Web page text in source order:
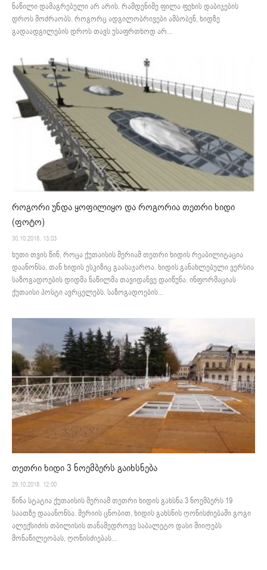
ნაწილი დამაგრებული არ არის. რამდენიმე ფილა ფეხის დაბიჯების
დროს მოძრაობს. როგორც ადგილობრივები ამბობენ, ხიდზე
გადაადგილების დროს თავს უსაფრთხოდ არ...
როგორი უნდა ყოფილიყო და როგორია თეთრი ხიდი
(ფოტო)
30.10.2018. 13:03
ხუთი თვის წინ, როცა ქუთაისის მერიამ თეთრი ხიდის რეაბილიტაცია
დაანონსა, თან ხიდის ესკიზიც გაასაჯაროა. ხიდის განახლებული ვერსია
საზოგადოების დიდმა ნაწილმა თავიდანვე დაიწუნა. ინფორმაციას
ქუთაისი პოსტი ავრცელებს. საზოგადოების...
თეთრი ხიდი 3 ნოემბერს გაიხსნება
29.10.2018. 12:00
წინა სტატია ქუთაისის მერიამ თეთრი ხიდის გახსნა 3 ნოემბერს 19
საათზე დააანონსა. მერიის ცნობით, ხიდის გახსნის ღონისძიებაში გოგი
ალექსიძის თბილისის თანამედროვე საბალეტო დასი მიიღებს
მონაწილეობას, ღონისძიებას...